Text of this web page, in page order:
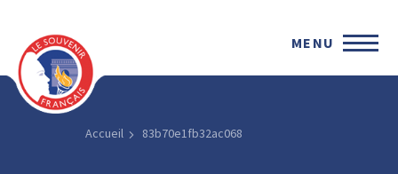
MENU
Accueil 83b70e1fb32ac068